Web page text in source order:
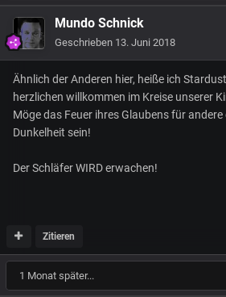
Mundo Schnick
Geschrieben 13. Juni 2018
Ähnlich der Anderen hier, heiße ich
herzlichen willkommen im Kreise unserer
Möge das Feuer ihres Glaubens für andere
Dunkelheit sein!
Der Schläfer WIRD erwachen!
Zitieren
1 Monat später...